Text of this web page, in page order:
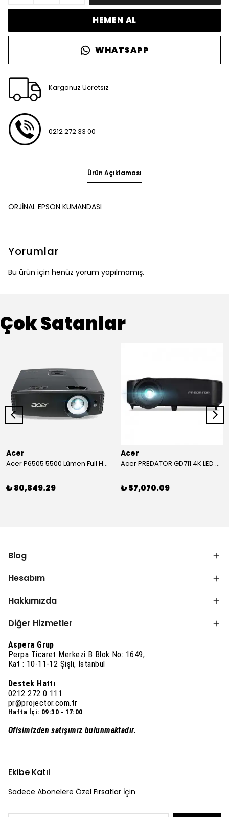
HEMEN AL
WHATSAPP
Kargonuz Ücretsiz
0212 272 33 00
Ürün Açıklaması
ORJİNAL EPSON KUMANDASI
Yorumlar
Bu ürün için henüz yorum yapılmamış.
Çok Satanlar
Acer
Acer P6505 5500 Lümen Full HD Toplantı Odası Projeksiyonu
₺ 80,849.29
Acer
Acer PREDATOR GD711 4K LED Projeksiyon
₺ 57,070.09
Blog
Hesabım
Hakkımızda
Diğer Hizmetler
Aspera Grup
Perpa Ticaret Merkezi B Blok No: 1649,
Kat : 10-11-12 Şişli, İstanbul
Destek Hattı
0212 272 0 111
pr@projector.com.tr
Hafta İçi: 09:30 - 17:00
Ofisimizden satışımız bulunmaktadır.
Ekibe Katıl
Sadece Abonelere Özel Fırsatlar İçin